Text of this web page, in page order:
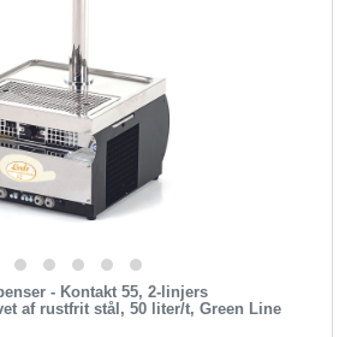
- Kontakt 55, 2-linjers
af rustfrit stål, 50 liter/t, Green Line